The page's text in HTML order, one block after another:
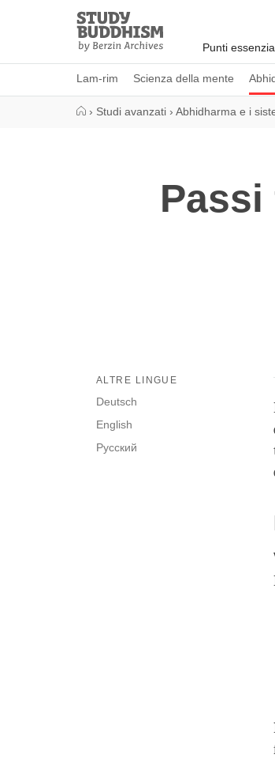
Study
Buddhism
Home
Punti
Lam-rim Scienza della mente
› Studi avanzati › Abhidharma e i
ALTRE LINGUE
Deutsch
English
Русский